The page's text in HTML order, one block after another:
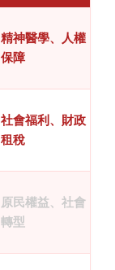
精神醫學、人權
保障
社會福利、財政
租稅
原民權益、社會
轉型